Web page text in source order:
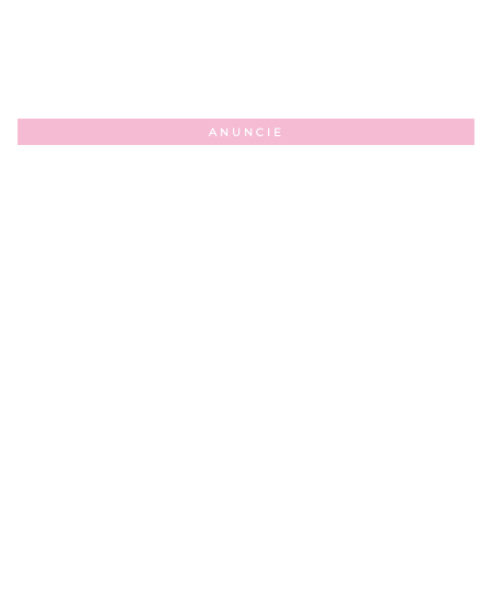
ANUNCIE